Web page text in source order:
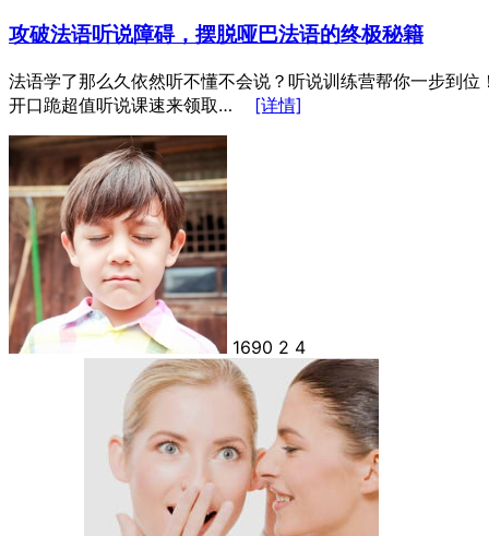
攻破法语听说障碍，摆脱哑巴法语的终极秘籍
法语学了那么久依然听不懂不会说？听说训练营帮你一步到
开口跪超值听说课速来领取… [详情]
1690 2 4